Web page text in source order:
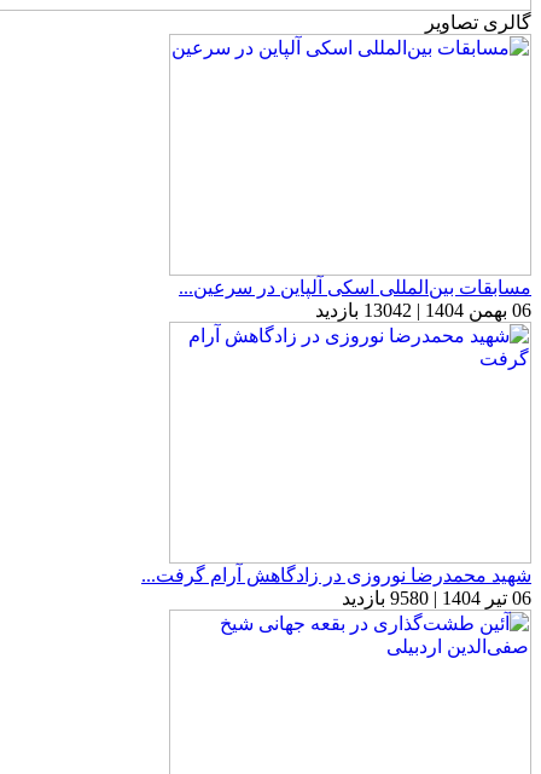
گالری تصاویر
مسابقات بین‌المللی اسکی آلپاین در سرعین...
06 بهمن 1404 | 13042 بازدید
شهید محمدرضا نوروزی در زادگاهش آرام گرفت...
06 تیر 1404 | 9580 بازدید